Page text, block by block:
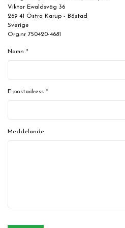
Viktor Ewaldsväg 36
269 41 Östra Karup - Båstad
Sverige
Org.nr 750420-4681
Namn *
E-postadress *
Meddelande